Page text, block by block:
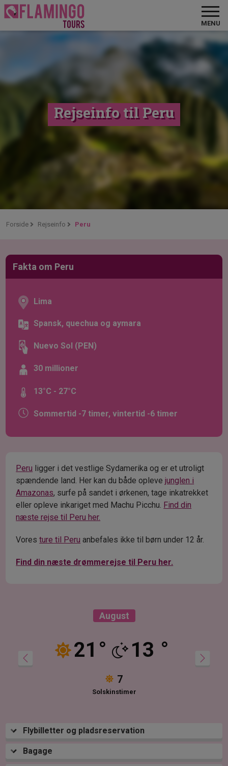
MENU
Rejseinfo til Peru
Forside Rejseinfo Peru
Fakta om Peru
Lima
Spansk, quechua og aymara
Nuevo Sol (PEN)
30 millioner
13°C - 27°C
Sommertid -7 timer, vintertid -6 timer
Peru ligger i det vestlige Sydamerika og er et utroligt
spændende land. Her kan du både oplevejunglen i
Amazonas, surfe på sandet i ørkenen, tage inkatrekket
eller opleve inkariget med Machu Picchu. Find din
næste rejse til Peru her.
Voresture til Peru anbefales ikke til børn under 12 år.
Find din næste drømmerejse til Peru her.
August
21 ° 13 °
7
Solskinstimer
Flybilletter og pladsreservation
Bagage